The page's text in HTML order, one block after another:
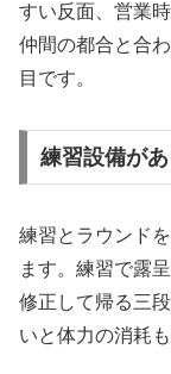
すい反面、営業
仲間の都合と合
目です。
練習設備が
練習とラウンド
ます。練習で露
修正して帰る三
いと体力の消耗